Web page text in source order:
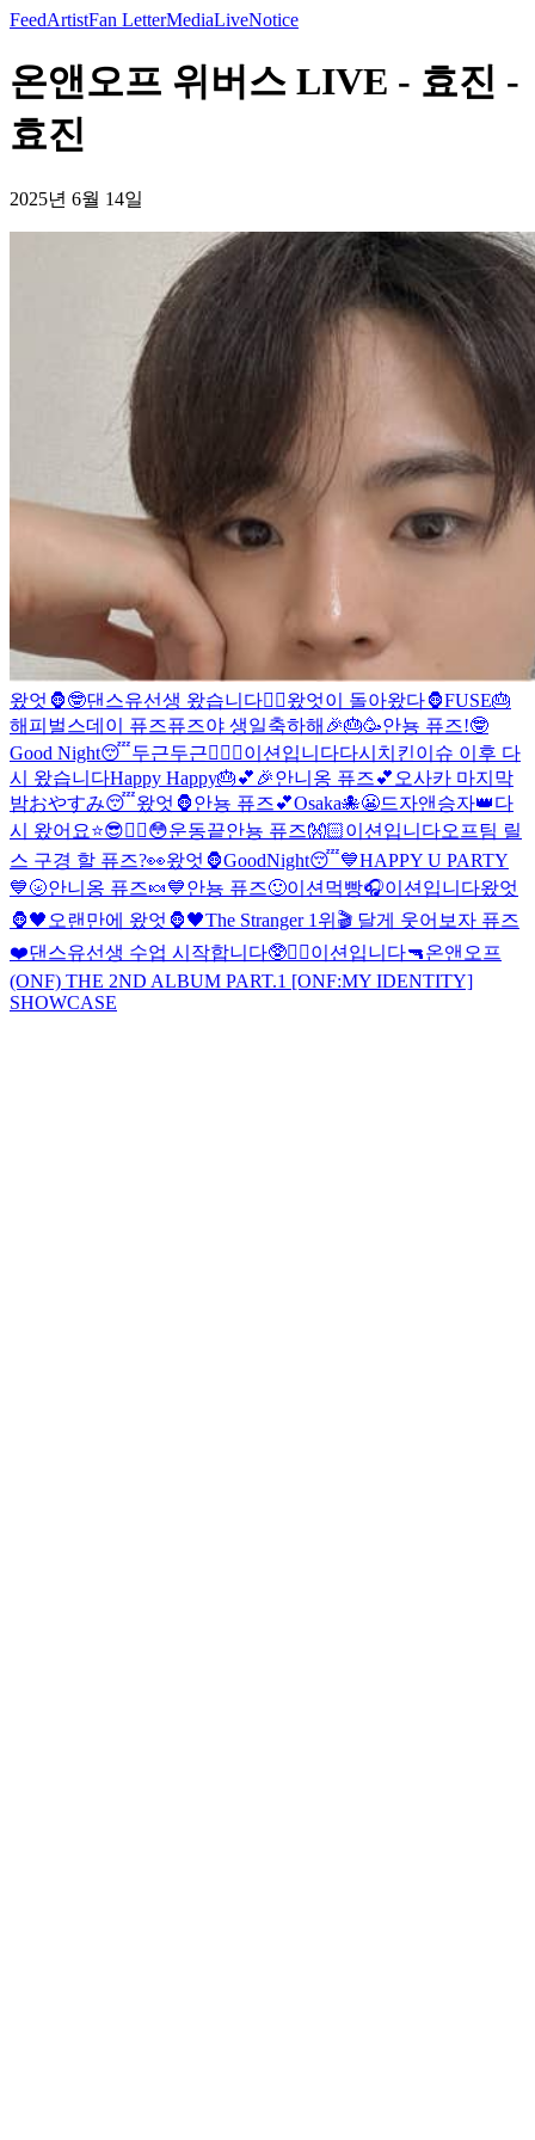
FeedArtistFan LetterMediaLiveNotice
온앤오프 위버스 LIVE - 효진 -
효진
2025년 6월 14일
왔엇🦍🤓댄스유선생 왔습니다❤️‍🔥왔엇이 돌아왔다🦍FUSE🎂
해피벌스데이 퓨즈퓨즈야 생일축하해🎉🎂🥳안뇽 퓨즈!🤓
Good Night😴두근두근❤️‍🔥 😬이션입니다다시 치킨이슈 이후 다
시 왔습니다Happy Happy🎂💕🎉안니옹 퓨즈💕 오사카 마지막
밤おやすみ😴왔엇🦍안뇽 퓨즈💕Osaka🐙😬드자앤승자👑다
시 왔어요⭐️😎❤️‍🔥😳운동끝안뇽 퓨즈👐🏻이션입니다오프팀 릴
스 구경 할 퓨즈?👀왔엇🦍GoodNight😴💙HAPPY U PARTY
💙🌝안니옹 퓨즈🍬💙안뇽 퓨즈🙂이션먹빵🎧이션입니다왔엇
🦍🖤 오랜만에 왔엇🦍🖤The Stranger 1위🎬 달게 웃어보자 퓨즈
❤️댄스유선생 수업 시작합니다🥸❤️‍🔥이션입니다🔫온앤오프
(ONF) THE 2ND ALBUM PART.1 [ONF:MY IDENTITY]
SHOWCASE